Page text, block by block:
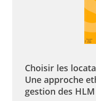
Choisir les
Une approche
gestion des HLM